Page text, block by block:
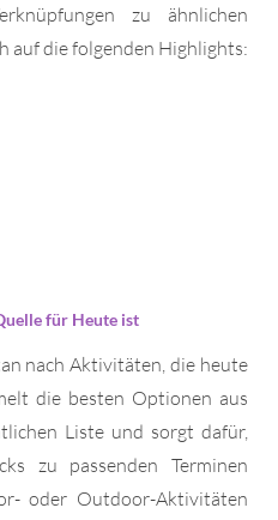
zu ähnlichen
auf die folgenden Highlights:
für Heute ist
nach Aktivitäten, die heute
die besten Optionen aus
Liste und sorgt dafür,
zu passenden Terminen
oder Outdoor-Aktivitäten